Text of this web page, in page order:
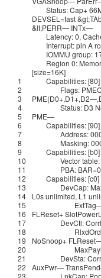
1
2
3
4
5
6
7
8
9
10
11
12
13
14
15
16
17
18
19
20
21
22
Status:Cap+
DEVSEL =fast&gt;
&lt;PERR— INTx—
Latency:0,
Interrupt:pin A
IOMMU group:
Region 0:
[size=16K]
Capabilities:[80]
Flags:
PME(D0+,D1+,D2—,
Status: D3
PME—
Capabilities:[90]
Address:
Masking:
Capabilities:[b0]
Vectortable:
PBA: BAR=0
Capabilities:[c0]
DevCap:
L0sunlimited, L1
ExtTag
FLReset+
DevCtl:
RlxdOrd
NoSnoop+ FLReset
DevSta:
AuxPwr—TransPend